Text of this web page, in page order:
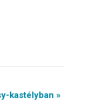
kastélyban »